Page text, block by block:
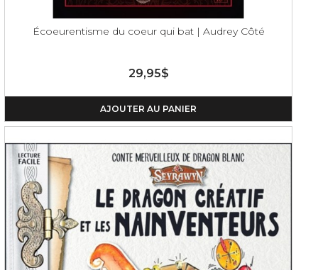
Écoeurentisme du coeur qui bat | Audrey Côté
29,95$
AJOUTER AU PANIER